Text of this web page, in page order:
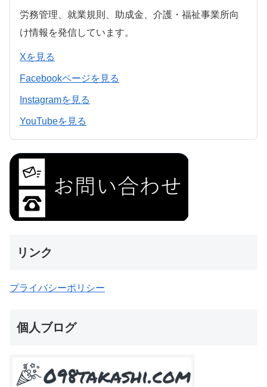
労務管理、就業規則、助成金、介護・福祉事業所向
け情報を発信しています。
Xを見る
Facebookページを見る
Instagramを見る
YouTubeを見る
リンク
プライバシーポリシー
個人ブログ